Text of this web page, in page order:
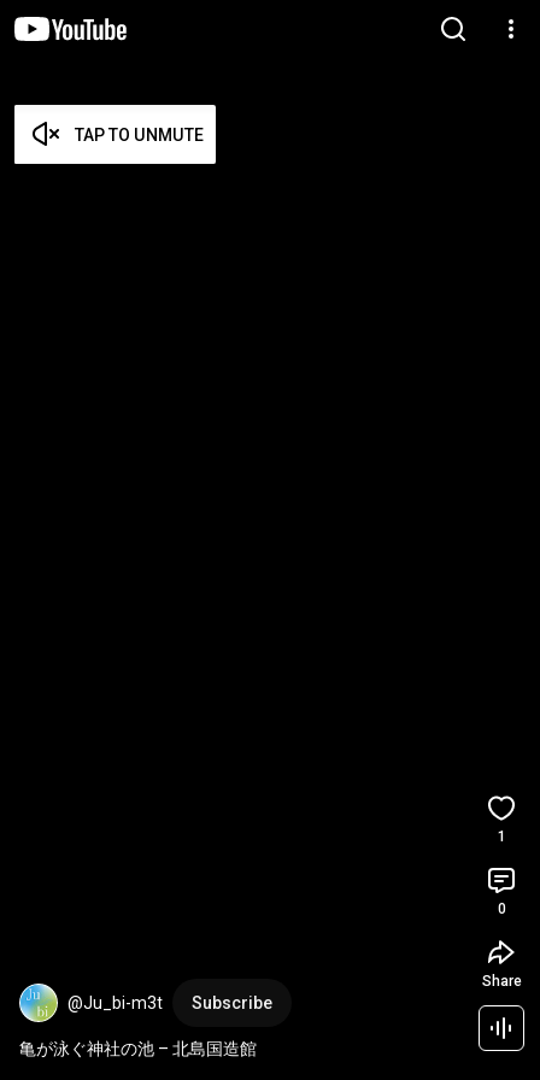
TAP TO UNMUTE
@Ju_bi-m3t Subscribe
亀が泳ぐ神社の池 – 北島国造館
1
0
Share